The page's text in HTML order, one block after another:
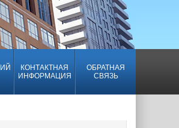
КОНТАКТНАЯ
ИНФОРМАЦИЯ
ОБРАТНАЯ
СВЯЗЬ